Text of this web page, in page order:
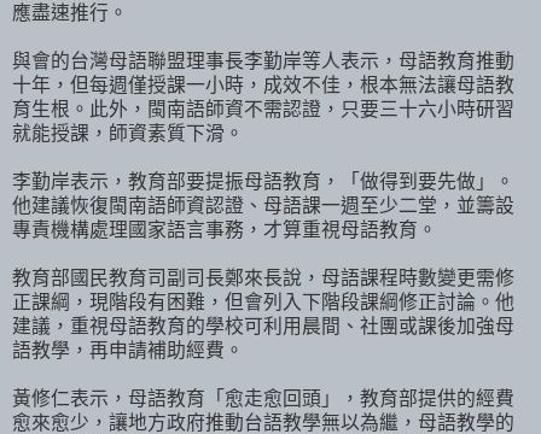
應盡速推行。
與會的台灣母語聯盟理事長李勤岸等人表示，母語教育推動
十年，但每週僅授課一小時，成效不佳，根本無法讓母語教
育生根。此外，閩南語師資不需認證，只要三十六小時研習
就能授課，師資素質下滑。
李勤岸表示，教育部要提振母語教育，「做得到要先做」。
他建議恢復閩南語師資認證、母語課一週至少二堂，並籌設
專責機構處理國家語言事務，才算重視母語教育。
教育部國民教育司副司長鄭來長說，母語課程時數變更需修
正課綱，現階段有困難，但會列入下階段課綱修正討論。他
建議，重視母語教育的學校可利用晨間、社團或課後加強母
語教學，再申請補助經費。
黃修仁表示，母語教育「愈走愈回頭」，教育部提供的經費
愈來愈少，讓地方政府推動台語教學無以為繼，母語教學的